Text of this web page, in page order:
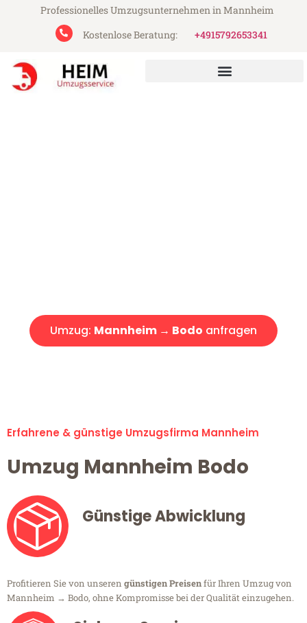
Professionelles Umzugsunternehmen in Mannheim
Kostenlose Beratung:
+4915792653341
Umzug: Mannheim → Bodo anfragen
Erfahrene & günstige Umzugsfirma Mannheim
Umzug Mannheim Bodo
Günstige Abwicklung
Profitieren Sie von unseren günstigen Preisenfür Ihren Umzug von
Mannheim → Bodo, ohne Kompromisse bei der Qualität einzugehen.